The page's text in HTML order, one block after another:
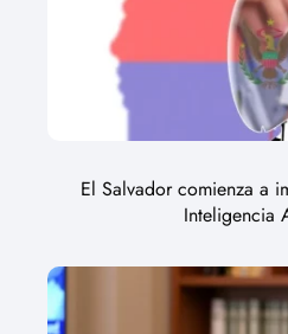
El Salvador comienza a
Inteligencia